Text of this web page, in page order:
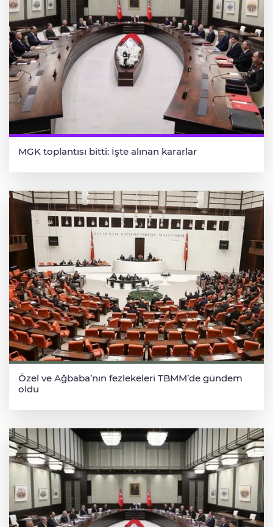
MGK toplantısı bitti: İşte alınan kararlar
Özel ve Ağbaba’nın fezlekeleri TBMM’de gündem
oldu